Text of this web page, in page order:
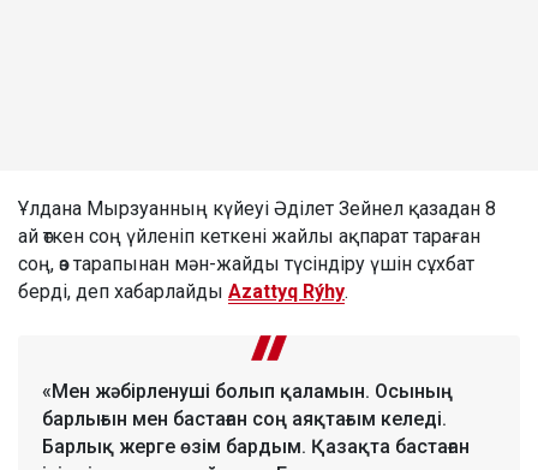
Ұлдана Мырзуанның күйеуі Әділет Зейнел қазадан 8
ай өткен соң үйленіп кеткені жайлы ақпарат тараған
соң, өз тарапынан мән-жайды түсіндіру үшін сұхбат
берді, деп хабарлайды Azattyq Rýhy.
«Мен жәбірленуші болып қаламын. Осының
барлығын мен бастаған соң аяқтағым келеді.
Барлық жерге өзім бардым. Қазақта бастаған